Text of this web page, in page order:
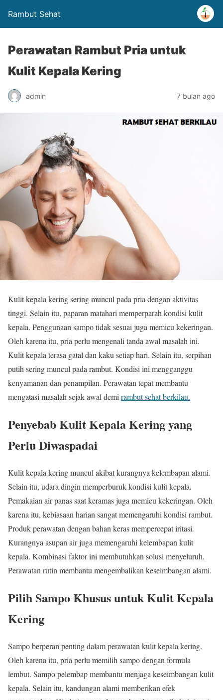
Rambut Sehat
Perawatan Rambut Pria untuk
Kulit Kepala Kering
admin 7 bulan ago
Kulit kepala kering sering muncul pada pria dengan aktivitas
tinggi. Selain itu, paparan matahari memperparah kondisi kulit
kepala. Penggunaan sampo tidak sesuai juga memicu kekeringan.
Oleh karena itu, pria perlu mengenali tanda awal masalah ini.
Kulit kepala terasa gatal dan kaku setiap hari. Selain itu, serpihan
putih sering muncul pada rambut. Kondisi ini mengganggu
kenyamanan dan penampilan. Perawatan tepat membantu
mengatasi masalah sejak awal demi rambut sehat berkilau.
Penyebab Kulit Kepala Kering yang
Perlu Diwaspadai
Kulit kepala kering muncul akibat kurangnya kelembapan alami.
Selain itu, udara dingin memperburuk kondisi kulit kepala.
Pemakaian air panas saat keramas juga memicu kekeringan. Oleh
karena itu, kebiasaan harian sangat memengaruhi kondisi rambut.
Produk perawatan dengan bahan keras mempercepat iritasi.
Kurangnya asupan air juga memengaruhi kelembapan kulit
kepala. Kombinasi faktor ini membutuhkan solusi menyeluruh.
Perawatan rutin membantu mengembalikan keseimbangan alami.
Pilih Sampo Khusus untuk Kulit Kepala
Kering
Sampo berperan penting dalam perawatan kulit kepala kering.
Oleh karena itu, pria perlu memilih sampo dengan formula
lembut. Sampo pelembap membantu menjaga keseimbangan kulit
kepala. Selain itu, kandungan alami memberikan efek